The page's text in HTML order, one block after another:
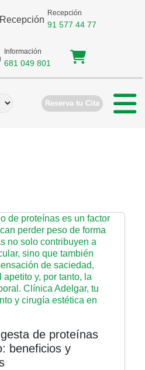
Recepción
91 577 44 77
Información
681 049 801
Reserva tu Cita
de proteínas
beneficios y